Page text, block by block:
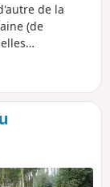
de la
(de
bâti